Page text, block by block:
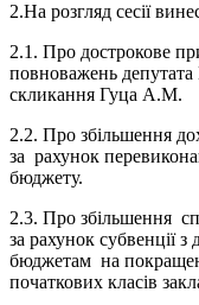
2.На розгляд сесії
2.1. Про дострокове
повноважень депутата
скликання Гуца А.М.
2.2. Про збільшення
за рахунок
бюджету.
2.3. Про збільшення
за рахунок субвенції
бюджетам на
початкових класів